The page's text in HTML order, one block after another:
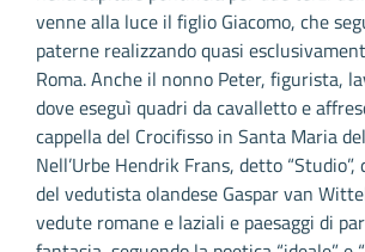
venne alla luce il figlio Giacomo, che
paterne realizzando quasi
Roma. Anche il nonno Peter, figurista,
dove eseguì quadri da cavalletto e
cappella del Crocifisso in Santa Maria
Nell’Urbe Hendrik Frans, detto
del vedutista olandese Gaspar van
vedute romane e laziali e paesaggi di